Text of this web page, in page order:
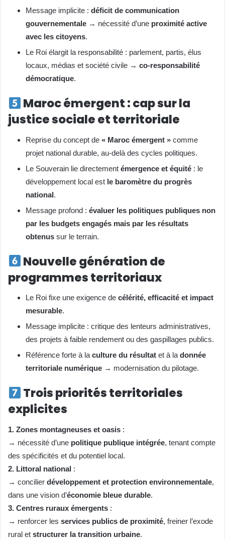
Message implicite : déficit de communication
gouvernementale → nécessité d’une proximité active
avec les citoyens.
Le Roi élargit la responsabilité : parlement, partis, élus
locaux, médias et société civile → co-responsabilité
démocratique.
Maroc émergent : cap sur la
justice sociale et territoriale
Reprise du concept de « Maroc émergent » comme
projet national durable, au-delà des cycles politiques.
Le Souverain lie directement émergence et équité : le
développement local est le baromètre du progrès
national.
Message profond : évaluer les politiques publiques non
par les budgets engagés mais par les résultats
obtenus sur le terrain.
Nouvelle génération de
programmes territoriaux
Le Roi fixe une exigence de célérité, efficacité et impact
mesurable.
Message implicite : critique des lenteurs administratives,
des projets à faible rendement ou des gaspillages publics.
Référence forte à la culture du résultat et à la donnée
territoriale numérique → modernisation du pilotage.
Trois priorités territoriales
explicites
1. Zones montagneuses et oasis :
→ nécessité d’une politique publique intégrée, tenant compte
des spécificités et du potentiel local.
2. Littoral national :
→ concilier développement et protection environnementale,
dans une vision d’économie bleue durable.
3. Centres ruraux émergents :
→ renforcer les services publics de proximité, freiner l’exode
rural et structurer la transition urbaine.